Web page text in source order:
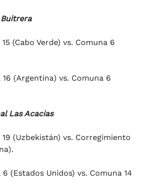
(Cabo Verde) vs. Comuna 6
16 (Argentina) vs. Comuna 6
Las Acacias
19 (Uzbekistán) vs. Corregimiento
6 (Estados Unidos) vs. Comuna 14